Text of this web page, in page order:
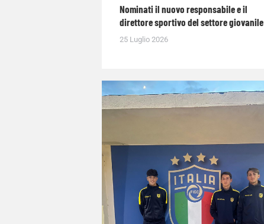
Nominati il nuovo responsabile e il
direttore sportivo del settore giovanile
25 Luglio 2026